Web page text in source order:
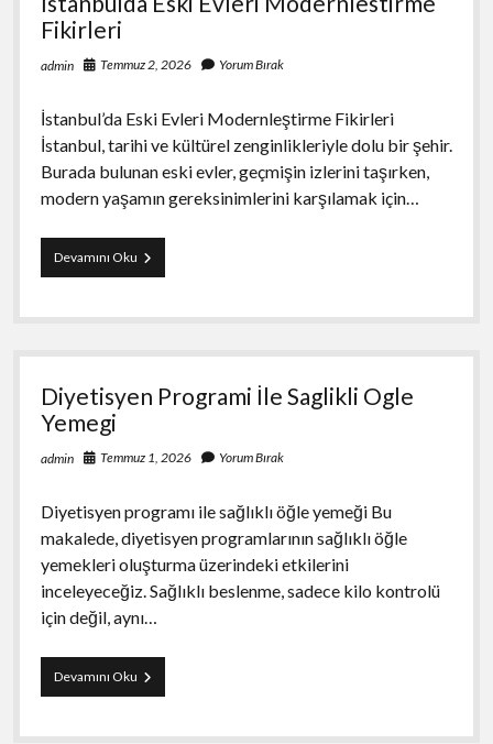
Fikirleri
admin Temmuz 2, 2026 Yorum Bırak
İstanbul’da Eski Evleri Modernleştirme Fikirleri
İstanbul, tarihi ve kültürel zenginlikleriyle dolu bir şehir.
Burada bulunan eski evler, geçmişin izlerini taşırken,
modern yaşamın gereksinimlerini karşılamak için…
Devamını Okuİstanbulda
Eski
Modernlestirme
Diyetisyen Programi İle Saglikli Ogle
Yemegi
admin Temmuz 1, 2026 Yorum Bırak
Diyetisyen programı ile sağlıklı öğle yemeği Bu
makalede, diyetisyen programlarının sağlıklı öğle
yemekleri oluşturma üzerindeki etkilerini
inceleyeceğiz. Sağlıklı beslenme, sadece kilo kontrolü
için değil, aynı…
Devamını OkuDiyetisyen
Programi
Saglikli